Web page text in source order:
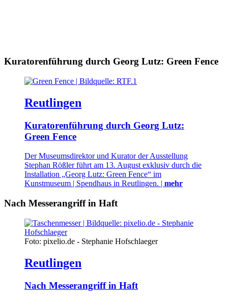
Kuratorenführung durch Georg Lutz: Green Fence
Reutlingen
Kuratorenführung durch Georg Lutz:
Green Fence
Der Museumsdirektor und Kurator der Ausstellung
Stephan Rößler führt am 13. August exklusiv durch die
Installation „Georg Lutz: Green Fence“ im
Kunstmuseum | Spendhaus in Reutlingen. | mehr
Nach Messerangriff in Haft
Foto: pixelio.de - Stephanie Hofschlaeger
Reutlingen
Nach Messerangriff in Haft